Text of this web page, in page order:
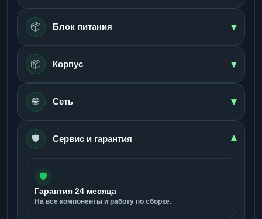
📦 Блок питания ▾
📦 Корпус ▾
🌐 Сеть ▾
🛡️ Сервис и гарантия ▾
🛡️
Гарантия 24 месяца
На все компоненты и работу по сборке.